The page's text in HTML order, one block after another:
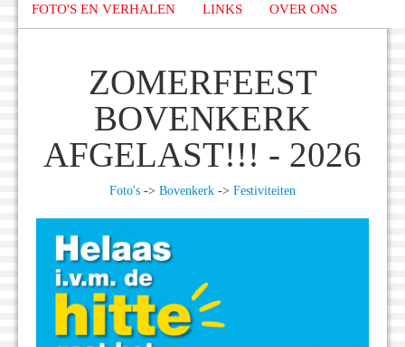
FOTO'S EN VERHALEN LINKS OVER ONS
ZOMERFEEST
BOVENKERK
AFGELAST!!! - 2026
Foto's -> Bovenkerk -> Festiviteiten